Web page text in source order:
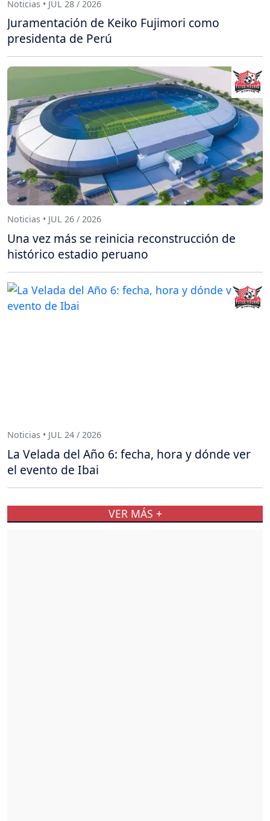
Noticias • JUL 28 / 2026
Juramentación de Keiko Fujimori como
presidenta de Perú
Noticias • JUL 26 / 2026
Una vez más se reinicia reconstrucción de
histórico estadio peruano
Noticias • JUL 24 / 2026
La Velada del Año 6: fecha, hora y dónde ver
el evento de Ibai
VER MÁS +